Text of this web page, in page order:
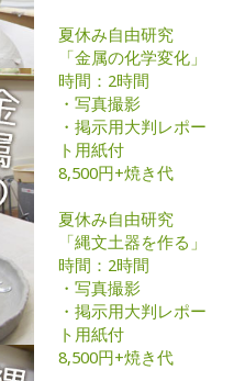
夏休み自由研究
「金属の化学変化」
時間：2時間
・写真撮影
・掲示用大判レポー
ト用紙付
8,500円+焼き代
夏休み自由研究
「縄文土器を作る」
時間：2時間
・写真撮影
・掲示用大判レポー
ト用紙付
8,500円+焼き代